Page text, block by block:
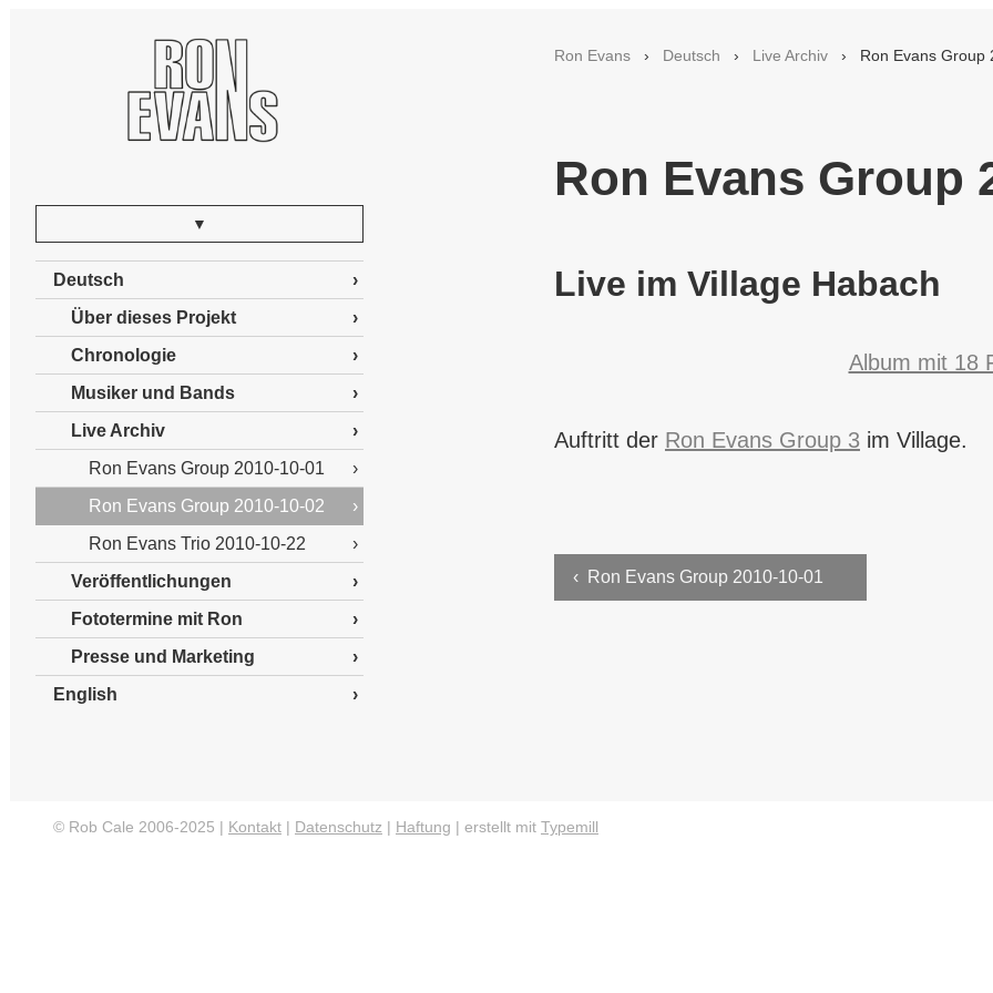
Ron Evans › Deutsch › Live Archiv › Ron Evans Group
Ron Evans Group
Live im Village Habach
Album mit 18
Auftritt der Ron Evans Group 3 im Village.
‹ Ron Evans Group 2010-10-01
▼
Deutsch
Über dieses Projekt
Chronologie
Musiker und Bands
Live Archiv
Ron Evans Group 2010-10-01
Ron Evans Group 2010-10-02
Ron Evans Trio 2010-10-22
Veröffentlichungen
Fototermine mit Ron
Presse und Marketing
English
© Rob Cale 2006-2025 | Kontakt | Datenschutz | Haftung | erstellt mit Typemill